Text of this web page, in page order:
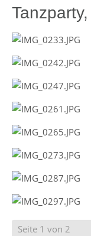
Seite 1 von 2